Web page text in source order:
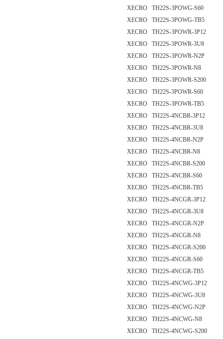
XECRO TH22S-3POWG-S60
XECRO TH22S-3POWG-TB5
XECRO TH22S-3POWR-3P12
XECRO TH22S-3POWR-3U8
XECRO TH22S-3POWR-N2P
XECRO TH22S-3POWR-N8
XECRO TH22S-3POWR-S200
XECRO TH22S-3POWR-S60
XECRO TH22S-3POWR-TB5
XECRO TH22S-4NCBR-3P12
XECRO TH22S-4NCBR-3U8
XECRO TH22S-4NCBR-N2P
XECRO TH22S-4NCBR-N8
XECRO TH22S-4NCBR-S200
XECRO TH22S-4NCBR-S60
XECRO TH22S-4NCBR-TB5
XECRO TH22S-4NCGR-3P12
XECRO TH22S-4NCGR-3U8
XECRO TH22S-4NCGR-N2P
XECRO TH22S-4NCGR-N8
XECRO TH22S-4NCGR-S200
XECRO TH22S-4NCGR-S60
XECRO TH22S-4NCGR-TB5
XECRO TH22S-4NCWG-3P12
XECRO TH22S-4NCWG-3U8
XECRO TH22S-4NCWG-N2P
XECRO TH22S-4NCWG-N8
XECRO TH22S-4NCWG-S200